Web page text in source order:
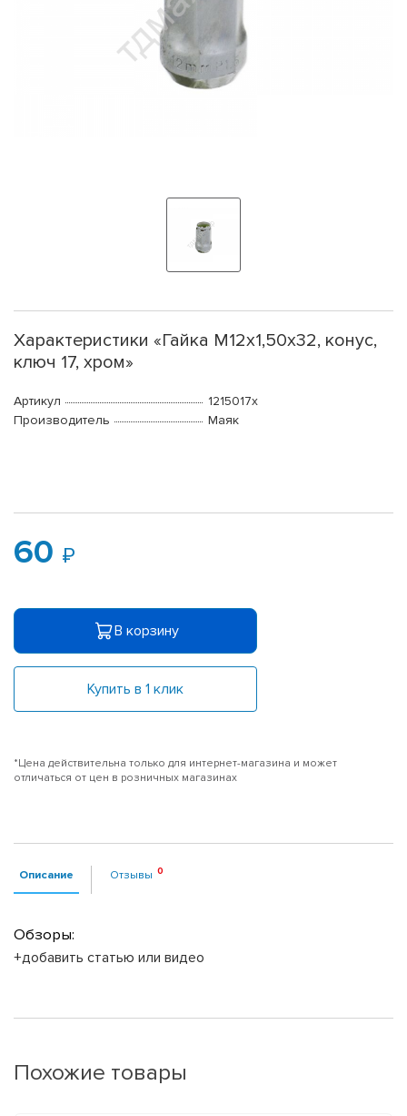
Характеристики «Гайка М12x1,50x32, конус,
ключ 17, хром»
Артикул
1215017х
Производитель
Маяк
60
В корзину
Купить в 1 клик
*Цена действительна только для интернет-магазина и может
отличаться от цен в розничных магазинах
Описание Отзывы
Обзоры:
+добавить статью или видео
Похожие товары